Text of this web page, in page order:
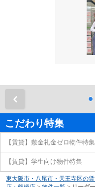
こだわり特集
【賃貸】敷金礼金ゼロ物件特集
【賃貸】学生向け物件特集
東大阪市・八尾市・天王寺区の